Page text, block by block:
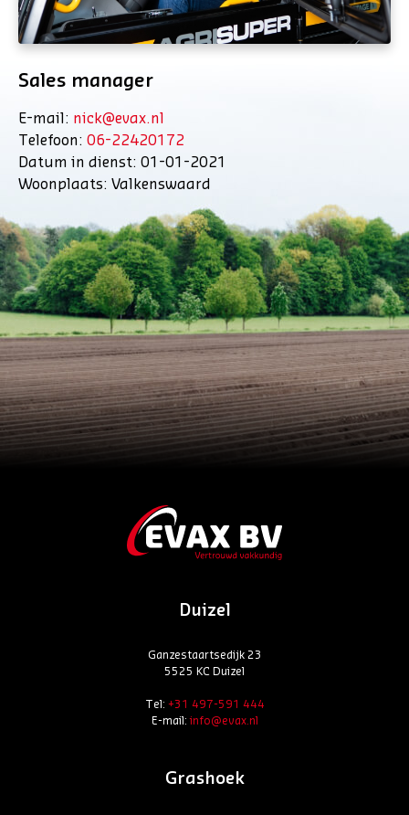
Sales manager
E-mail: nick@evax.nl
Telefoon: 06-22420172
Datum in dienst: 01-01-2021
Woonplaats: Valkenswaard
Duizel
Ganzestaartsedijk 23
5525 KC Duizel
Tel: +31 497-591 444
E-mail:info@evax.nl
Grashoek